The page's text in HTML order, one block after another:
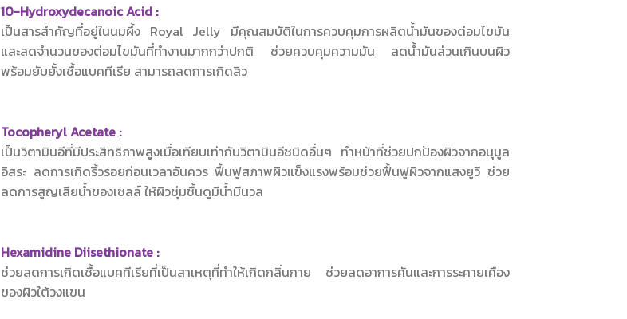
10-Hydroxydecanoic Acid :
เป็นสารสำคัญที่อยู่ในนมผึ้ง Royal Jelly มีคุณสมบัติในการควบคุมการผลิตน้ำมันของต่อมไขมัน
และลดจำนวนของต่อมไขมันที่ทำงานมากกว่าปกติ ช่วยควบคุมความมัน ลดน้ำมันส่วนเกินบนผิว
พร้อมยับยั้งเชื้อแบคทีเรีย สามารถลดการเกิดสิว
Tocopheryl Acetate :
เป็นวิตามินอีที่มีประสิทธิภาพสูงเมื่อเทียบเท่ากับวิตามินอีชนิดอื่นๆ ทำหน้าที่ช่วยปกป้องผิวจากอนุมูล
อิสระ ลดการเกิดริ้วรอยก่อนเวลาอันควร ฟื้นฟูสภาพผิวแข็งแรงพร้อมช่วยฟื้นฟูผิวจากแสงยูวี ช่วย
ลดการสูญเสียน้ำของเซลล์ ให้ผิวชุ่มชื้นดูมีน้ำมีนวล
Hexamidine Diisethionate :
ช่วยลดการเกิดเชื้อแบคทีเรียที่เป็นสาเหตุที่ทำให้เกิดกลิ่นกาย ช่วยลดอาการคันและการระคายเคือง
ของผิวใต้วงแขน